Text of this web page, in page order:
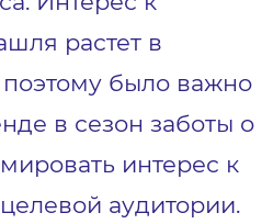
растет в
было важно
в сезон заботы о
интерес к
аудитории.